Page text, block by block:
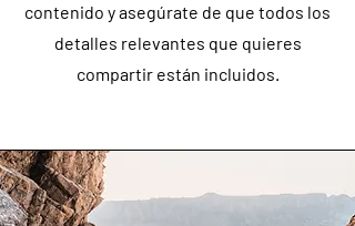
contenido y asegúrate de que todos los
detalles relevantes que quieres
compartir están incluidos.